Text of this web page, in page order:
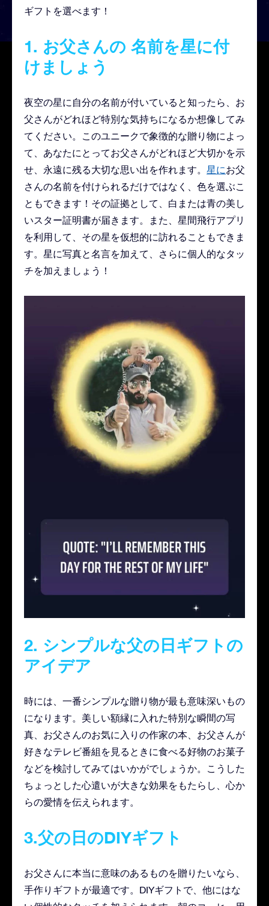
ギフトを選べます！
1. お父さんの 名前を星に付
けましょう
夜空の星に自分の名前が付いていると知ったら、お
父さんがどれほど特別な気持ちになるか想像してみ
てください。このユニークで象徴的な贈り物によっ
て、あなたにとってお父さんがどれほど大切かを示
せ、永遠に残る大切な思い出を作れます。 星にお父
さんの名前を付けられるだけではなく、色を選ぶこ
ともできます！その証拠として、白または青の美し
いスター証明書が届きます。また、星間飛行アプリ
を利用して、その星を仮想的に訪れることもできま
す。星に写真と名言を加えて、さらに個人的なタッ
チを加えましょう！
2. シンプルな父の日ギフトの
アイデア
時には、一番シンプルな贈り物が最も意味深いもの
になります。美しい額縁に入れた特別な瞬間の写
真、お父さんのお気に入りの作家の本、お父さんが
好きなテレビ番組を見るときに食べる好物のお菓子
などを検討してみてはいかがでしょうか。こうした
ちょっとした心遣いが大きな効果をもたらし、心か
らの愛情を伝えられます。
3.父の日のDIYギフト
お父さんに本当に意味のあるものを贈りたいなら、
手作りギフトが最適です。DIYギフトで、他にはな